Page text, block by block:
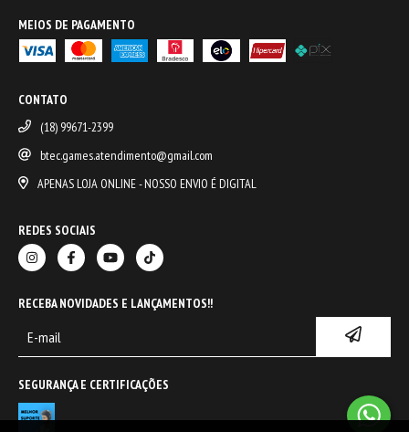
MEIOS DE PAGAMENTO
CONTATO
(18) 99671-2399
btec.games.atendimento@gmail.com
APENAS LOJA ONLINE - NOSSO ENVIO É DIGITAL
REDES SOCIAIS
RECEBA NOVIDADES E LANÇAMENTOS!!
SEGURANÇA E CERTIFICAÇÕES